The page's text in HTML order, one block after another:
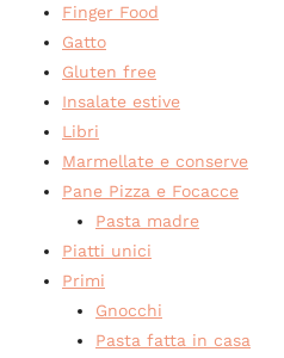
Finger Food
Gatto
Gluten free
Insalate estive
Libri
Marmellate e conserve
Pane Pizza e Focacce
Pasta madre
Piatti unici
Primi
Gnocchi
Pasta fatta in casa